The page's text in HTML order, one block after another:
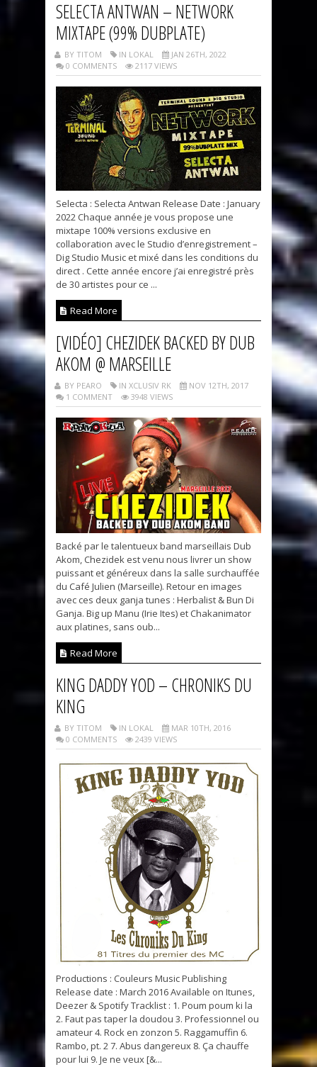
SELECTA ANTWAN – NETWORK
MIXTAPE (99% DUBPLATE)
BY TITOM IN LOKAL
JAN 26TH, 2022
0 COMMENTS
2117 VIEWS
Selecta : Selecta Antwan Release Date : January
2022 Chaque année je vous propose une
mixtape 100% versions exclusive en
collaboration avec le Studio d’enregistrement –
Dig Studio Music et mixé dans les conditions du
direct . Cette année encore j’ai enregistré près
de 30 artistes pour ce ...
Read More
[VIDÉO] CHEZIDEK BACKED BY DUB
AKOM @ MARSEILLE
BY PEARO IN XCLUSIV RK
NOV 12TH, 2017
1 COMMENT
3948 VIEWS
Backé par le talentueux band marseillais Dub
Akom, Chezidek est venu nous livrer un show
puissant et généreux dans la salle surchauffée
du Café Julien (Marseille). Retour en images
avec ces deux ganja tunes : Herbalist & Bun Di
Ganja. Big up Manu (Irie Ites) et Chakanimator
aux platines, sans oub...
Read More
KING DADDY YOD – CHRONIKS DU
KING
BY TITOM IN LOKAL
MAR 10TH, 2016
0 COMMENTS
2439 VIEWS
Productions : Couleurs Music Publishing
Release date : March 2016 Available on Itunes,
Deezer & Spotify Tracklist : 1. Poum poum ki la
2. Faut pas taper la doudou 3. Professionnel ou
amateur 4. Rock en zonzon 5. Raggamuffin 6.
Rambo, pt. 2 7. Abus dangereux 8. Ça chauffe
pour lui 9. Je ne veux [&...